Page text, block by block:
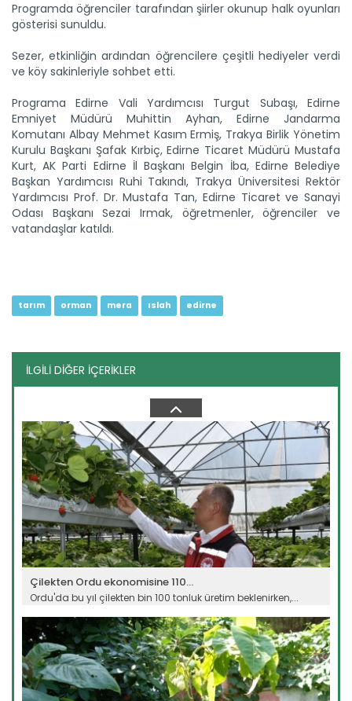
Programda öğrenciler tarafından şiirler okunup halk oyunları
gösterisi sunuldu.
Sezer, etkinliğin ardından öğrencilere çeşitli hediyeler verdi
ve köy sakinleriyle sohbet etti.
Programa Edirne Vali Yardımcısı Turgut Subaşı, Edirne
Emniyet Müdürü Muhittin Ayhan, Edirne Jandarma
Komutanı Albay Mehmet Kasım Ermiş, Trakya Birlik Yönetim
Kurulu Başkanı Şafak Kırbiç, Edirne Ticaret Müdürü Mustafa
Kurt, AK Parti Edirne İl Başkanı Belgin İba, Edirne Belediye
Başkan Yardımcısı Ruhi Takındı, Trakya Üniversitesi Rektör
Yardımcısı Prof. Dr. Mustafa Tan, Edirne Ticaret ve Sanayi
Odası Başkanı Sezai Irmak, öğretmenler, öğrenciler ve
vatandaşlar katıldı.
tarım orman mera ıslah edirne
İLGİLİ DİĞER İÇERİKLER
Tarım ve Orman Bakanlığı Devlet Su İşleri Genel
Müdürlüğünün...
Genç girişimci devlet...
Erzincan’ın Tercan ilçesinde üniversite eğitimini
tamamladıktan...
Devamını Oku ->
Çorak arazi meyve bahçesine...
Ağrı Doğubayazıt' ta çetin iklim şartlarına rağmen çorak
Devamını Oku ->
Çilekten Ordu ekonomisine 110...
Ordu'da bu yıl çilekten bin 100 tonluk üretim beklenirken,...
Devamını Oku ->